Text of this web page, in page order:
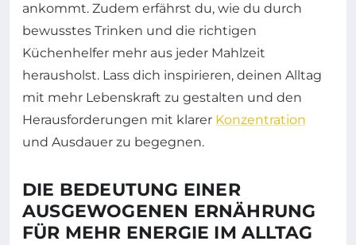
ankommt. Zudem erfährst du, wie du durch
bewusstes Trinken und die richtigen
Küchenhelfer mehr aus jeder Mahlzeit
herausholst. Lass dich inspirieren, deinen Alltag
mit mehr Lebenskraft zu gestalten und den
Herausforderungen mit klarer Konzentration
und Ausdauer zu begegnen.
DIE BEDEUTUNG EINER
AUSGEWOGENEN ERNÄHRUNG
FÜR MEHR ENERGIE IM ALLTAG